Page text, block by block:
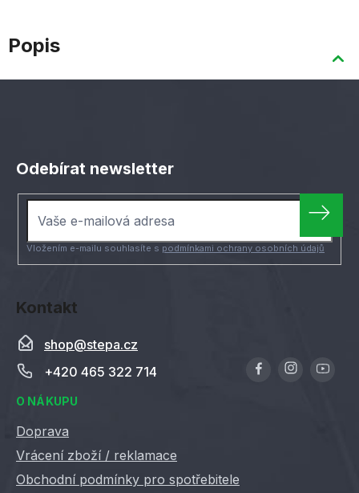
Popis
Kontakt
shop@stepa.cz
+420 465 322 714
O NÁKUPU
Doprava
Vrácení zboží / reklamace
Obchodní podmínky pro spotřebitele
Odebírat newsletter
Vložením e-mailu souhlasíte s podmínkami ochrany osobních údajů